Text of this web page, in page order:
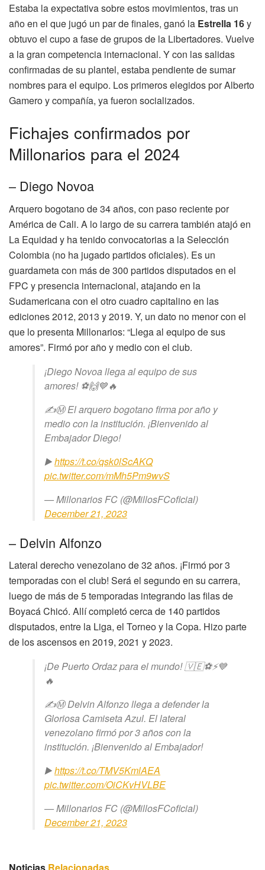
Estaba la expectativa sobre estos movimientos, tras un
año en el que jugó un par de finales, ganó la Estrella 16y
obtuvo el cupo a fase de grupos de la Libertadores. Vuelve
a la gran competencia internacional. Y con las salidas
confirmadas de su plantel, estaba pendiente de sumar
nombres para el equipo. Los primeros elegidos por Alberto
Gamero y compañía, ya fueron socializados.
Fichajes confirmados por
Millonarios para el 2024
– Diego Novoa
Arquero bogotano de 34 años, con paso reciente por
América de Cali. A lo largo de su carrera también atajó en
La Equidad y ha tenido convocatorias a la Selección
Colombia (no ha jugado partidos oficiales). Es un
guardameta con más de 300 partidos disputados en el
FPC y presencia internacional, atajando en la
Sudamericana con el otro cuadro capitalino en las
ediciones 2012, 2013 y 2019. Y, un dato no menor con el
que lo presenta Millonarios: “Llega al equipo de sus
amores”. Firmó por año y medio con el club.
¡Diego Novoa llega al equipo de sus
amores! ⚽️🙌💙🔥
✍️Ⓜ️ El arquero bogotano firma por año y
medio con la institución. ¡Bienvenido al
Embajador Diego!
▶️https://t.co/qsk0lScAKQ
pic.twitter.com/mMh5Pm9wvS
— Millonarios FC (@MillosFCoficial)
December 21, 2023
– Delvin Alfonzo
Lateral derecho venezolano de 32 años. ¡Firmó por 3
temporadas con el club! Será el segundo en su carrera,
luego de más de 5 temporadas integrando las filas de
Boyacá Chicó. Allí completó cerca de 140 partidos
disputados, entre la Liga, el Torneo y la Copa. Hizo parte
de los ascensos en 2019, 2021 y 2023.
¡De Puerto Ordaz para el mundo! 🇻🇪⚽️⚡️💙
🔥
✍️Ⓜ️ Delvin Alfonzo llega a defender la
Gloriosa Camiseta Azul. El lateral
venezolano firmó por 3 años con la
institución. ¡Bienvenido al Embajador!
▶️https://t.co/TMV5KmlAEA
pic.twitter.com/OiCKvHVLBE
— Millonarios FC (@MillosFCoficial)
December 21, 2023